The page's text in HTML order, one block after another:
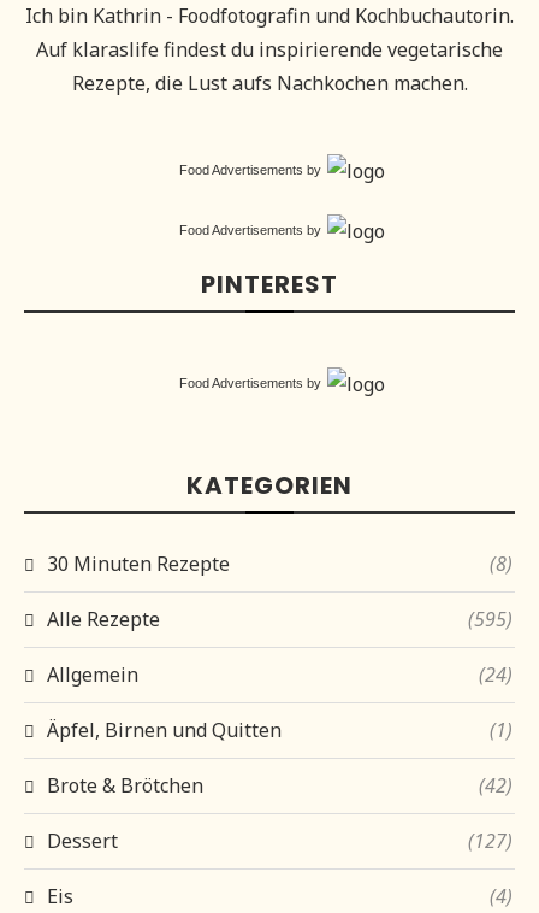
Ich bin Kathrin - Foodfotografin und Kochbuchautorin.
Auf klaraslife findest du inspirierende vegetarische
Rezepte, die Lust aufs Nachkochen machen.
Food Advertisements by
Food Advertisements by
PINTEREST
Food Advertisements by
KATEGORIEN
30 Minuten Rezepte (8)
Alle Rezepte (595)
Allgemein (24)
Äpfel, Birnen und Quitten (1)
Brote & Brötchen (42)
Dessert (127)
Eis (4)